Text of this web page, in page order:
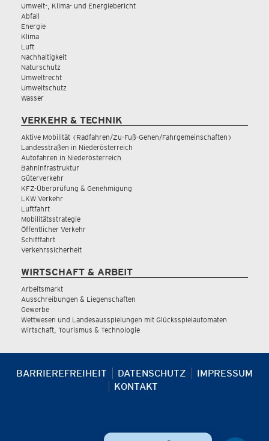
Umwelt-, Klima- und Energiebericht
Abfall
Energie
Klima
Luft
Nachhaltigkeit
Naturschutz
Umweltrecht
Umweltschutz
Wasser
VERKEHR & TECHNIK
Aktive Mobilität (Radfahren/Zu-Fuß-Gehen/Fahrgemeinschaften)
Landesstraßen in Niederösterreich
Autofahren in Niederösterreich
Bahninfrastruktur
Güterverkehr
KFZ-Überprüfung & Genehmigung
LKW Verkehr
Luftfahrt
Mobilitätsstrategie
Öffentlicher Verkehr
Schifffahrt
Verkehrssicherheit
WIRTSCHAFT & ARBEIT
Arbeitsmarkt
Ausschreibungen & Liegenschaften
Gewerbe
Wettwesen und Landesausspielungen mit Glücksspielautomaten
Wirtschaft, Tourismus & Technologie
BARRIEREFREIHEIT DATENSCHUTZ
IMPRESSUM
KONTAKT